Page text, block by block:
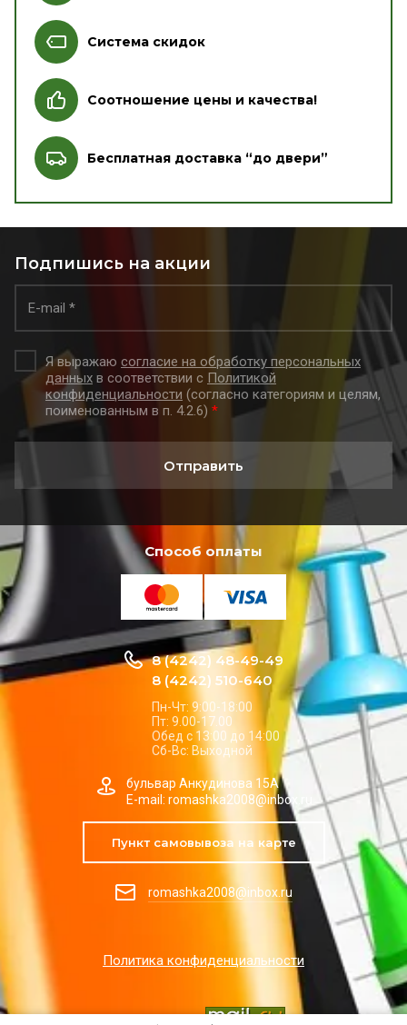
Система скидок
Соотношение цены и качества!
Бесплатная доставка “до двери”
Подпишись на акции
Я выражаю согласие на обработку персональных
данных в соответствии с Политикой
конфиденциальности (согласно категориям и целям,
поименованным в п. 4.2.6) *
Отправить
Способ оплаты
Политика конфиденциальности
8 (4242) 48-49-49
8 (4242) 510-640
Пн-Чт: 9:00-18:00
Пт: 9.00-17.00
Обед с 13:00 до 14:00
Сб-Вс: Выходной
бульвар Анкудинова 15А
E-mail: romashka2008@inbox.ru
Пункт самовывоза на карте
romashka2008@inbox.ru